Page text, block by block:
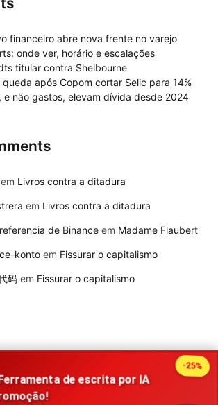
de escrita por IA
-25%
financeiro abre nova frente no varejo
onde ver, horário e escalações
titular contra Shelbourne
queda após Copom cortar Selic para 14%
e não gastos, elevam dívida desde 2024
em Livros contra a ditadura
em Livros contra a ditadura
de Binance em Madame Flaubert
konto em Fissurar o capitalismo
码 em Fissurar o capitalismo
Todos os direitos reservados